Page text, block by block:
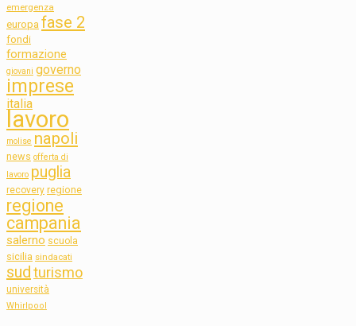
emergenza
europa fase 2
fondi
formazione
giovani governo
imprese
italia
lavoro
molise napoli
news offerta di
lavoro puglia
recovery regione
regione
campania
salerno scuola
sicilia sindacati
sudturismo
università
Whirlpool